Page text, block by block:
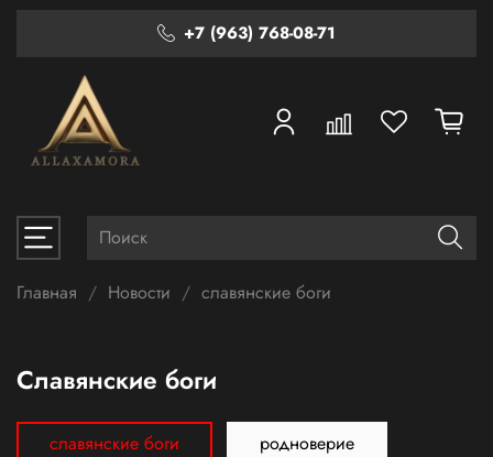
+7 (963) 768-08-71
Главная Новости славянские боги
славянские боги
славянские боги родноверие